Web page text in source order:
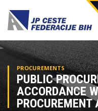
PROCUREMENTS
PUBLIC
ACCORDANCE
PROCUREMENT